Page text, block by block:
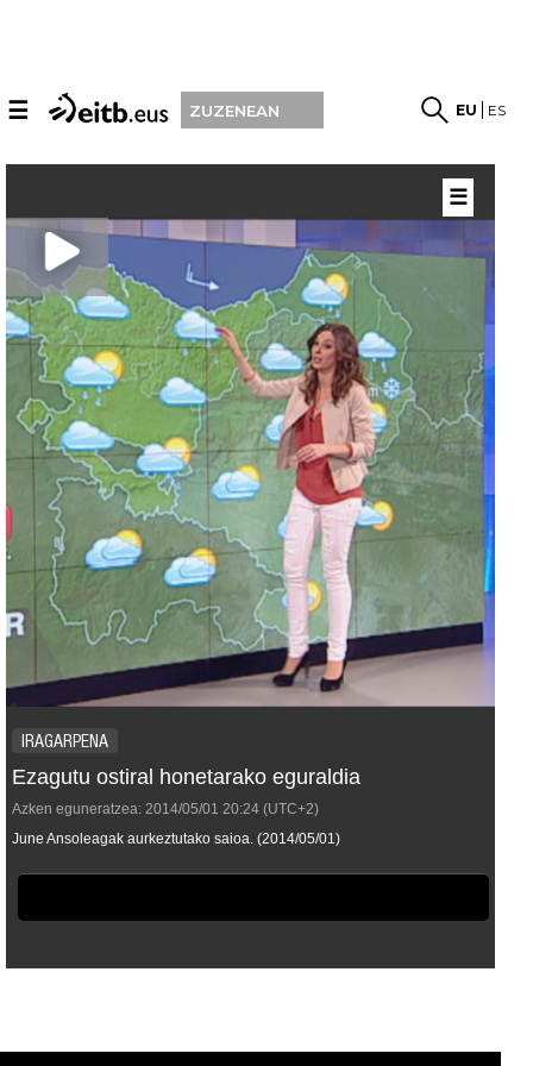
☰ ZUZENEAN EU ES
IRAGARPENA
Ezagutu ostiral honetarako eguraldia
Azken eguneratzea: 2014/05/01 20:24 (UTC+2)
June Ansoleagak aurkeztutako saioa. (2014/05/01)
☰